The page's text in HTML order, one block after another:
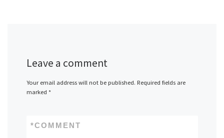
Leave a comment
Your email address will not be published. Required fields are
marked *
COMMENT
*